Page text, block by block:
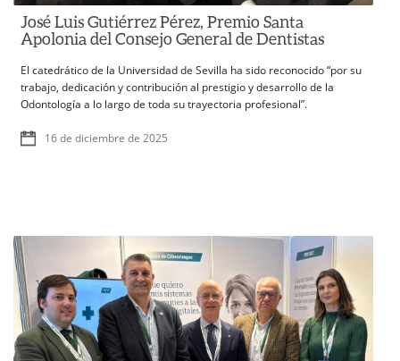
José Luis Gutiérrez Pérez, Premio Santa
Apolonia del Consejo General de Dentistas
El catedrático de la Universidad de Sevilla ha sido reconocido “por su
trabajo, dedicación y contribución al prestigio y desarrollo de la
Odontología a lo largo de toda su trayectoria profesional”.
16 de diciembre de 2025